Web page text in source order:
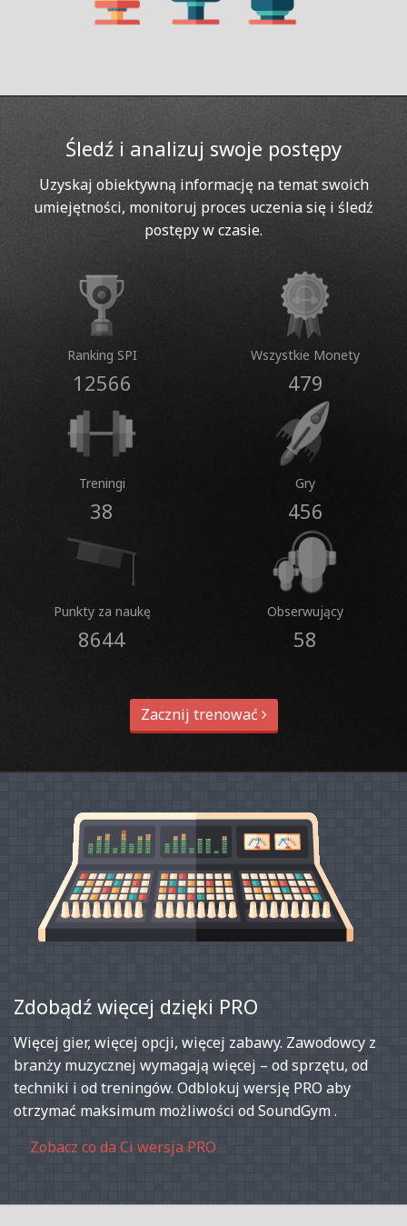
Śledź i analizuj swoje postępy
Uzyskaj obiektywną informację na temat swoich
umiejętności, monitoruj proces uczenia się i śledź
postępy w czasie.
Ranking SPI
12566
Wszystkie Monety
479
Treningi
38
Gry
456
Punkty za naukę
8644
Obserwujący
58
Zacznij trenować
Zdobądź więcej dzięki PRO
Więcej gier, więcej opcji, więcej zabawy. Zawodowcy z
branży muzycznej wymagają więcej – od sprzętu, od
techniki i od treningów. Odblokuj wersję PRO aby
otrzymać maksimum możliwości od SoundGym .
Zobacz co da Ci wersja PRO